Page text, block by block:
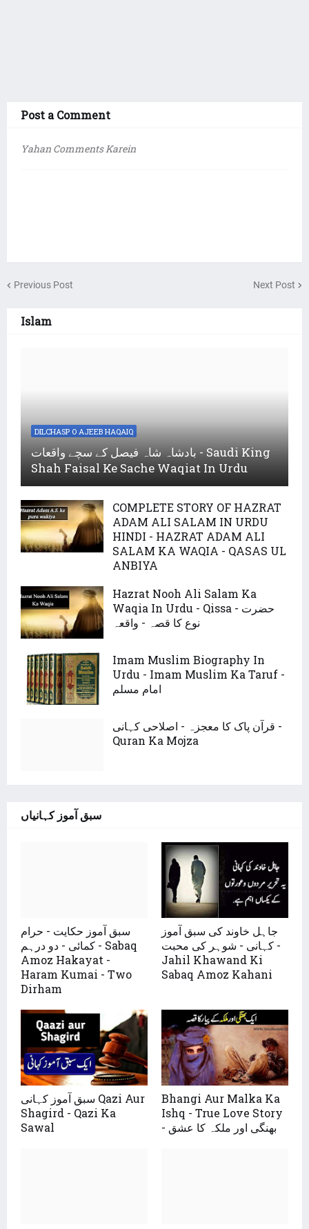
Post a Comment
Yahan Comments Karein
Previous Post Next Post
Islam
DILCHASP O AJEEB HAQAIQ
بادشاہ شاہ فیصل کے سچے واقعات - Saudi King
Shah Faisal Ke Sache Waqiat In Urdu
COMPLETE STORY OF HAZRAT
ADAM ALI SALAM IN URDU
HINDI - HAZRAT ADAM ALI
SALAM KA WAQIA - QASAS UL
ANBIYA
Hazrat Nooh Ali Salam Ka
Waqia In Urdu - Qissa - حضرت
نوع کا قصہ - واقعہ
Imam Muslim Biography In
Urdu - Imam Muslim Ka Taruf -
امام مسلم
قرآن پاک کا معجزہ - اصلاحی کہانی -
Quran Ka Mojza
سبق آموز کہانیاں
سبق آموز حکایت - حرام
کمائی - دو درہم - Sabaq
Amoz Hakayat -
Haram Kumai - Two
Dirham
جاہل خاوند کی سبق آموز
کہانی - شوہر کی محبت -
Jahil Khawand Ki
Sabaq Amoz Kahani
سبق آموز کہانی Qazi Aur
Shagird - Qazi Ka
Sawal
Bhangi Aur Malka Ka
Ishq - True Love Story
- بھنگی اور ملکہ کا عشق